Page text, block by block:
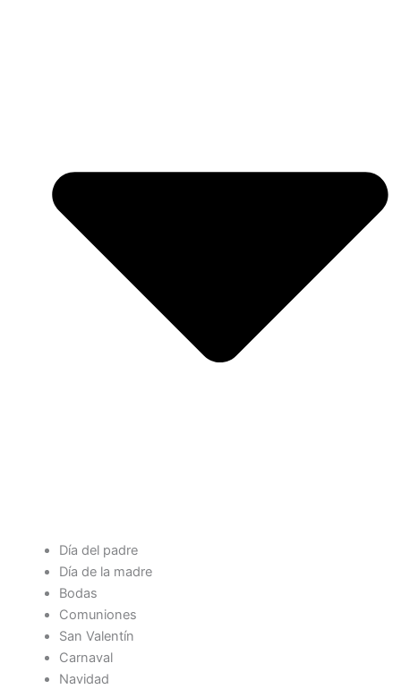
Día del padre
Día de la madre
Bodas
Comuniones
San Valentín
Carnaval
Navidad